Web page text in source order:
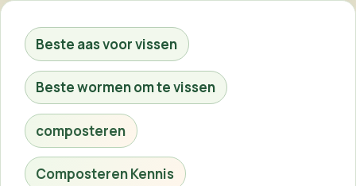
Beste aas voor vissen
Beste wormen om te vissen
composteren
Composteren Kennis